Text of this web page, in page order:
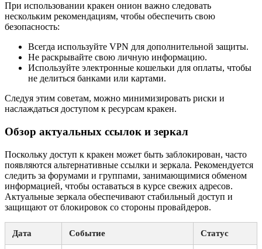
При использовании кракен онион важно следовать
нескольким рекомендациям, чтобы обеспечить свою
безопасность:
Всегда используйте VPN для дополнительной защиты.
Не раскрывайте свою личную информацию.
Используйте электронные кошельки для оплаты, чтобы
не делиться банками или картами.
Следуя этим советам, можно минимизировать риски и
наслаждаться доступом к ресурсам кракен.
Обзор актуальных ссылок и зеркал
Поскольку доступ к кракен может быть заблокирован, часто
появляются альтернативные ссылки и зеркала. Рекомендуется
следить за форумами и группами, занимающимися обменом
информацией, чтобы оставаться в курсе свежих адресов.
Актуальные зеркала обеспечивают стабильный доступ и
защищают от блокировок со стороны провайдеров.
Дата Событие Статус